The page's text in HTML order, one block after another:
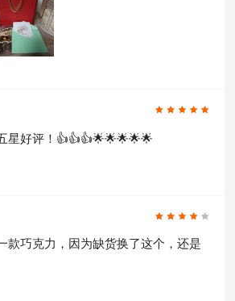
星好评！👍👍👍🌟🌟🌟🌟🌟
款巧克力，因为缺货换了这个，还是